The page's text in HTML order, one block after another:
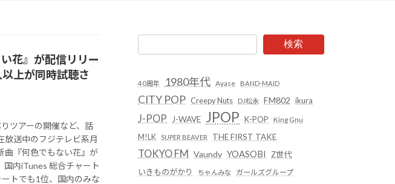
花』が配信リリー
上が同時試聴さ
ツアーの開催など、話
放送中のフジテレビ系月
曲『何色でもない花』が
内iTunes 総合チャート
トでも1位、国内のみな
検索
40周年 1980年代 Ayase BAND-MAID
CITY POP Creepy Nuts DJ松永 FM802 ikura
J-POP J-WAVE JPOP K-POP
King Gnu
M!LK
SUPER BEAVER THE FIRST TAKE
TOKYO FM Vaundy YOASOBI
Z世代
いきものがかり
ちゃんみな ガールズグループ